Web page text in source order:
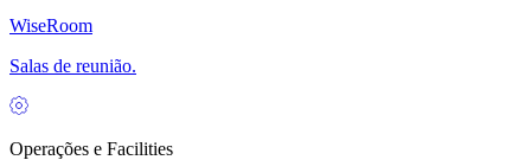
WiseRoom
Salas de reunião.
Operações e Facilities